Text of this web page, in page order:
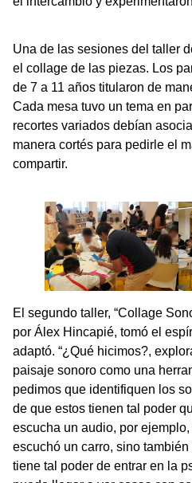
Una de las sesiones del taller
el collage de las piezas. Los
de 7 a 11 años titularon de
Cada mesa tuvo un tema en
recortes variados debían
manera cortés para pedirle el
compartir.
El segundo taller, “Collage
por Álex Hincapié, tomó el
adaptó. “¿Qué hicimos?,
paisaje sonoro como una
pedimos que identifiquen los
de que estos tienen tal poder
escucha un audio, por
escuchó un carro, sino
tiene tal poder de entrar en la